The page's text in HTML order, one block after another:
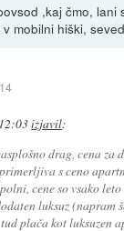
,kaj čmo, lani
mobilni hiški,
izjavil:
drag, cena za
s ceno
cene so vsako
luksuz (napram
plača kot luksuzen